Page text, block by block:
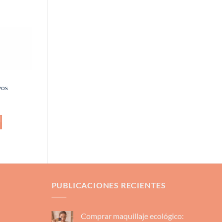
PUBLICACIONES RECIENTES
Comprar maquillaje ecológico: